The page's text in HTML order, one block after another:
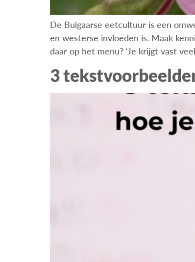
De Bulgaarse eetcultuur is een
en westerse invloeden is. Maak
daar op het menu? ‘Je krijgt vast
3